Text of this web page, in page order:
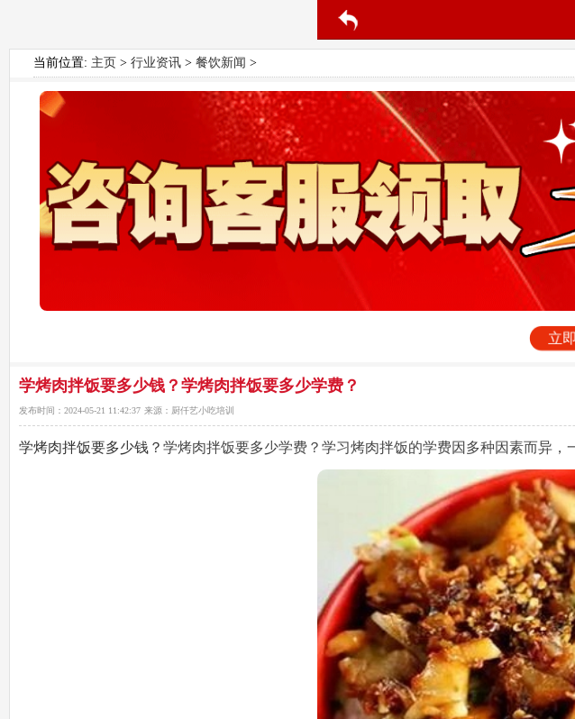
当前位置: 主页 >行业资讯 >餐饮新闻 >
立
学烤肉拌饭要多少钱？学烤肉拌饭要多少学费？
发布时间： 2024-05-21 11:42:37 来源： 厨仟艺小吃培训
学烤肉拌饭要多少钱？ 学烤肉拌饭要多少学费？学习烤肉拌饭的学费因多种因素而异，